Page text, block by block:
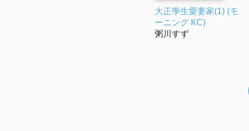
大正學生愛妻家(1) (モ
ーニング KC)
粥川すず